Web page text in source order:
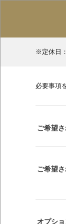
※定休日
必要事項
ご希望
ご希望
オプシ